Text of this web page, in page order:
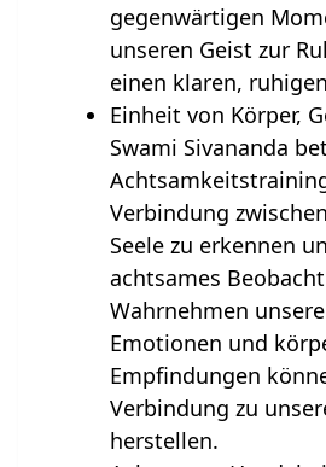
gegenwärtigen
unseren Geist zur
einen klaren,
Einheit von Körper,
Swami Sivananda
Verbindung
Seele zu erkennen
achtsames
Wahrnehmen
Emotionen und
Empfindungen
Verbindung zu
herstellen.